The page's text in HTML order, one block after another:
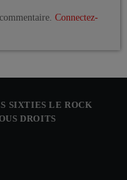
Connectez-
SIXTIES LE ROCK
DROITS